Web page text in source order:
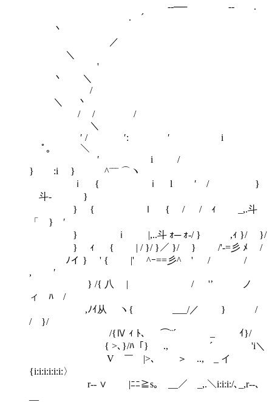
-‐── ‐- .
. ´
丶
／
＼
'
丶 ＼
/
＼ 丶
/ / /
＼
′ / ′: ′ i
ﾟ｡ ＼
′ i /
} :i } ^¨¨¨ ⌒ヽ
ｉ { ｉ l ′ / }
斗- }
} { ｌ { / / ｨ _,.斗
「 } ′
} ｉ |,..斗 ｫ─ ｫ-/ } ,ｨ }/ }/
} ｨ { | / }/ }／ }/ } /'-=彡 ﾒ /
ﾉイ } ' { |' ^ｰ==彡^ ' / /
, ′
} /{ 八 | / '’ ノ
ィ ﾊ /
,ﾉｲ从 ヽ{ ___/／ } /
/ }/
/{Ⅳ ｨ ﾄ､ ⌒¨´ _ ｲ}/
{ >､}/ﾊ「} ., ´ 'i＼
V ￣ |>､ ＞ .., _ イ
{i:i:i:i:i:i:〉
r‐‐ ∨ |ﾆﾆ≧s｡ __／ _,.＼i:i:i:/､_,r‐‐､